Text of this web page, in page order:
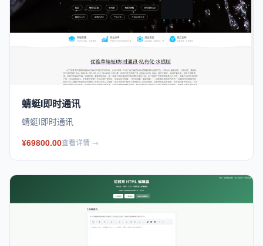
蜻蜓I即时通讯
蜻蜓I即时通讯
¥69800.00查看详情 →